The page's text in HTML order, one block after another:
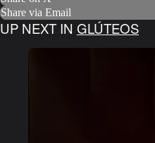
Share via Email
UP NEXT IN GLÚTEOS